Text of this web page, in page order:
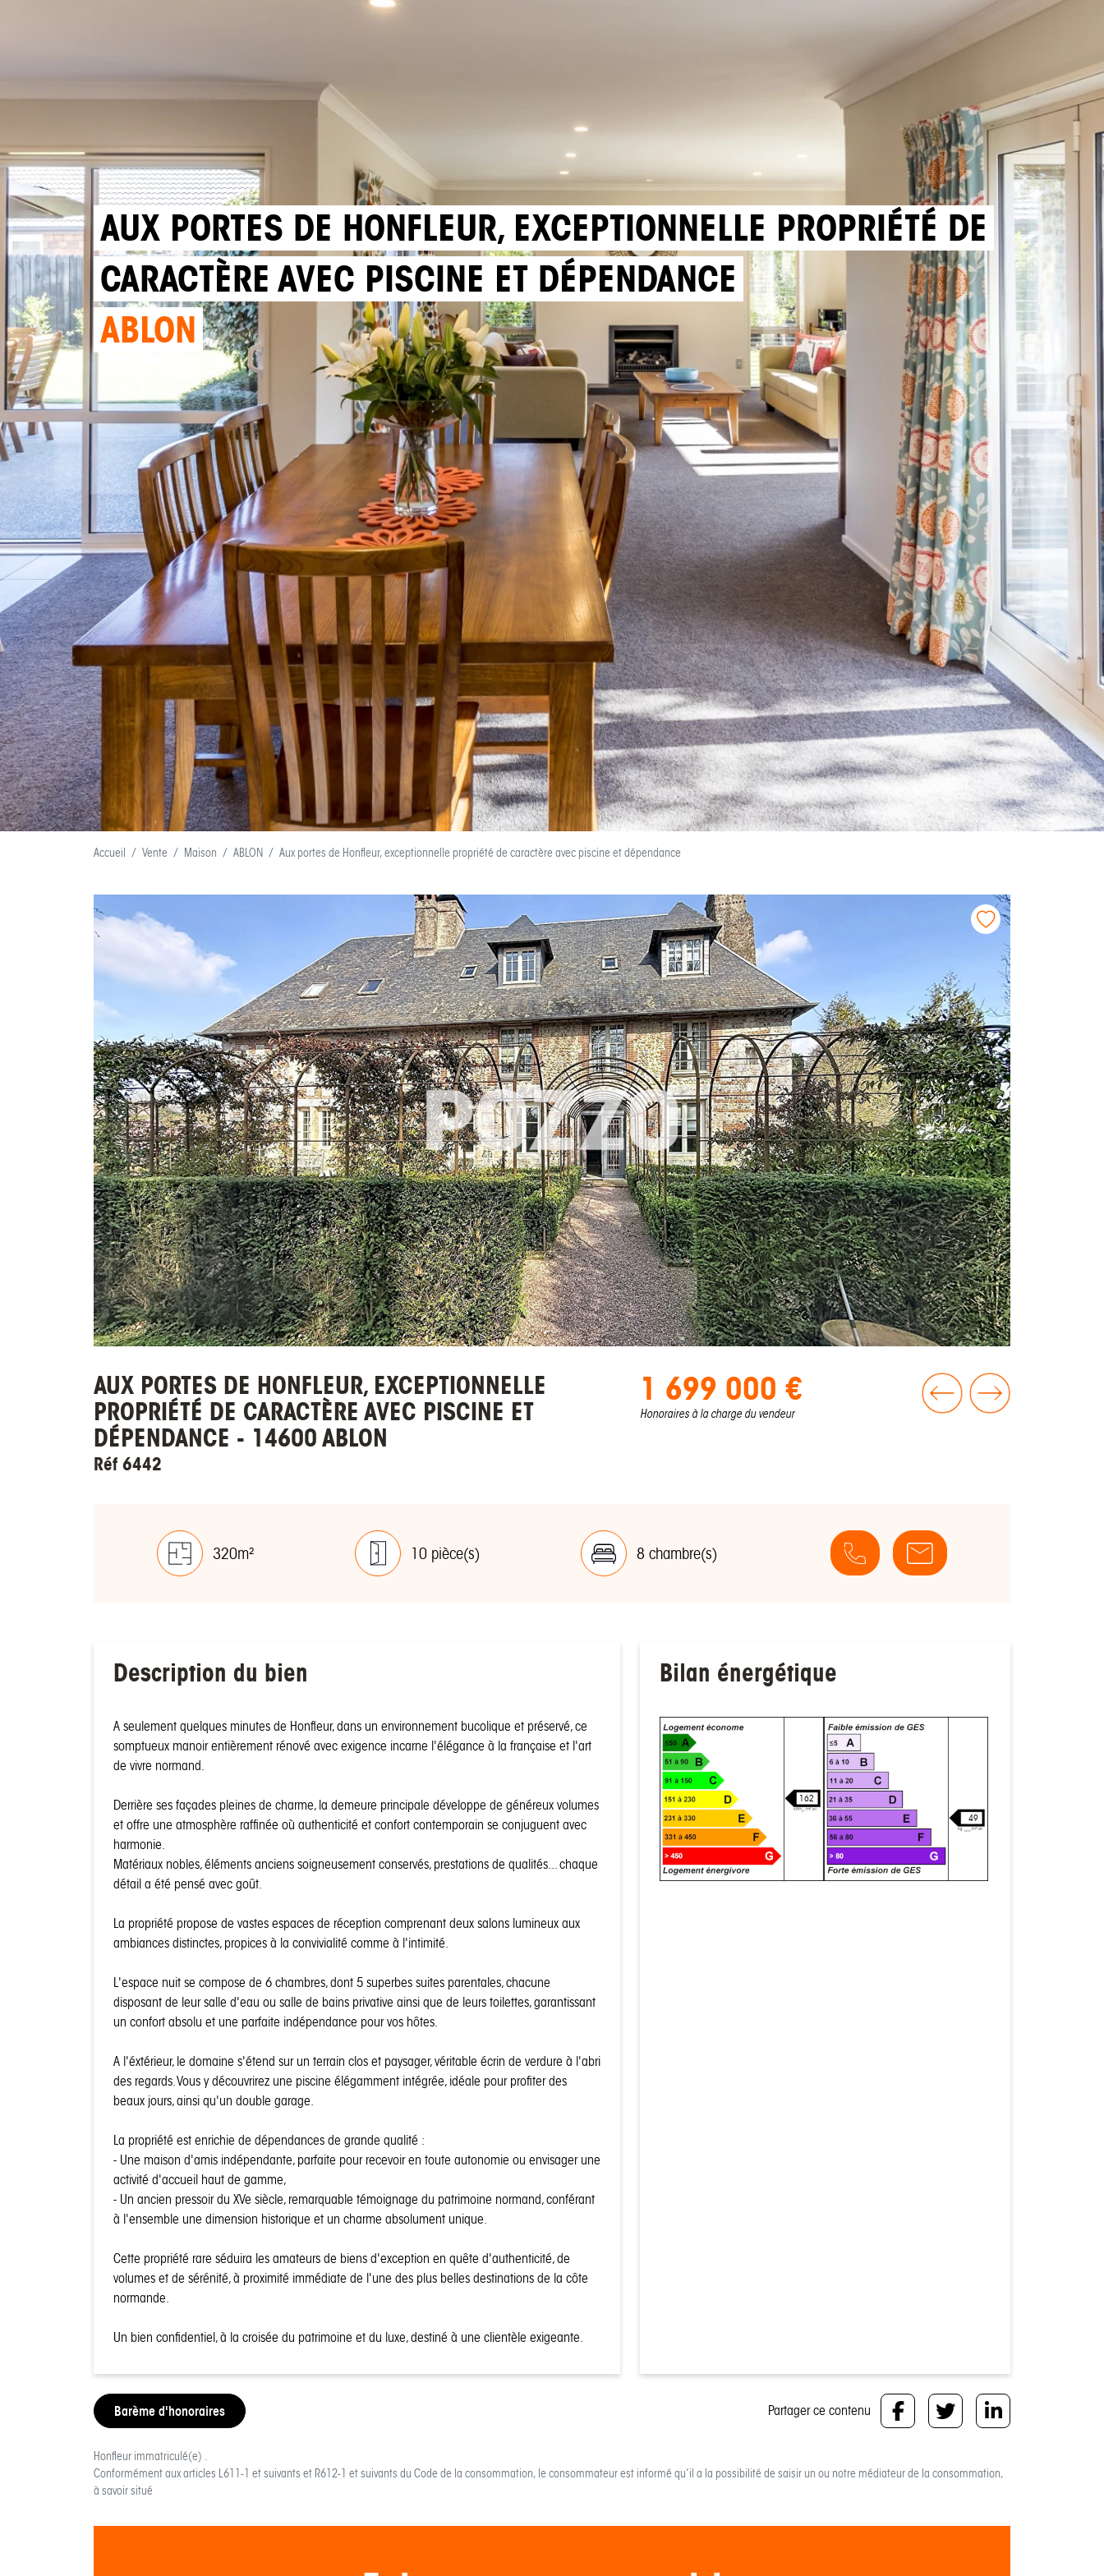
AUX PORTES DE HONFLEUR, EXCEPTIONNELLE PROPRIÉTÉ DE
CARACTÈRE AVEC PISCINE ET DÉPENDANCE
ABLON
Accueil Vente Maison ABLON Aux portes de Honfleur, exceptionnelle propriété de caractère avec piscine et dépendance
AUX PORTES DE HONFLEUR, EXCEPTIONNELLE
PROPRIÉTÉ DE CARACTÈRE AVEC PISCINE ET
DÉPENDANCE - 14600 ABLON
Réf 6442
1 699 000 €
Honoraires à la charge du vendeur
320m² 10 pièce(s) 8 chambre(s)
Description du bien
A seulement quelques minutes de Honfleur, dans un environnement bucolique et préservé, ce
somptueux manoir entièrement rénové avec exigence incarne l'élégance à la française et l'art
de vivre normand.
Derrière ses façades pleines de charme, la demeure principale développe de généreux volumes
et offre une atmosphère raffinée où authenticité et confort contemporain se conjuguent avec
harmonie.
Matériaux nobles, éléments anciens soigneusement conservés, prestations de qualités... chaque
détail a été pensé avec goût.
La propriété propose de vastes espaces de réception comprenant deux salons lumineux aux
ambiances distinctes, propices à la convivialité comme à l'intimité.
L'espace nuit se compose de 6 chambres, dont 5 superbes suites parentales, chacune
disposant de leur salle d'eau ou salle de bains privative ainsi que de leurs toilettes, garantissant
un confort absolu et une parfaite indépendance pour vos hôtes.
A l'éxtérieur, le domaine s'étend sur un terrain clos et paysager, véritable écrin de verdure à l'abri
des regards. Vous y découvrirez une piscine élégamment intégrée, idéale pour profiter des
beaux jours, ainsi qu'un double garage.
La propriété est enrichie de dépendances de grande qualité :
- Une maison d'amis indépendante, parfaite pour recevoir en toute autonomie ou envisager une
activité d'accueil haut de gamme,
- Un ancien pressoir du XVe siècle, remarquable témoignage du patrimoine normand, conférant
à l'ensemble une dimension historique et un charme absolument unique.
Cette propriété rare séduira les amateurs de biens d'exception en quête d'authenticité, de
volumes et de sérénité, à proximité immédiate de l'une des plus belles destinations de la côte
normande.
Un bien confidentiel, à la croisée du patrimoine et du luxe, destiné à une clientèle exigeante.
Bilan énergétique
162
49
Barème d'honoraires Partager ce contenu
Honfleur immatriculé(e) .
Conformément aux articles L611-1 et suivants et R612-1 et suivants du Code de la consommation, le consommateur est informé qu’il a la possibilité de saisir un ou notre médiateur de la consommation,
à savoir situé